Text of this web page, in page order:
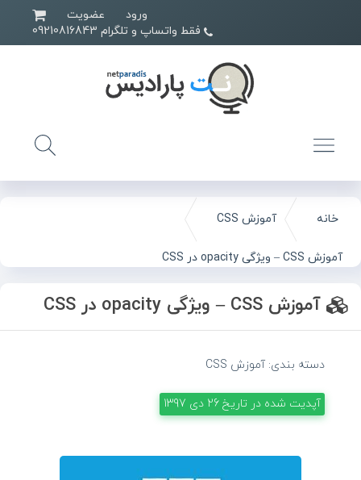
ورود
عضویت
خانه آموزش CSS
آموزش CSS – ویژگی opacity در CSS
آموزش CSS – ویژگی opacity در CSS
دسته بندی:آموزش CSS
آپدیت شده در تاریخ 26 دی 1397